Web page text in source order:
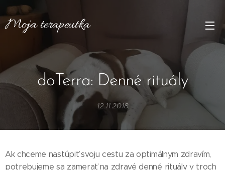
Mojaterapeutka
doTerra: Denné rituály
12.11.2018
Ak chceme nastúpiť svoju cestu za optimálnym zdravím,
potrebujeme sa zamerať na zdravé denné rituály v troch